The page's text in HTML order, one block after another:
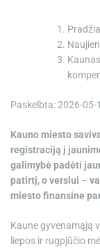
Pradžia
Paskelbta: 2026-
Kauno miesto
registraciją į
galimybė padėti
patirtį, o verslui –
miesto finansine
Kaune gyvenamąją
liepos ir rugpjūčio